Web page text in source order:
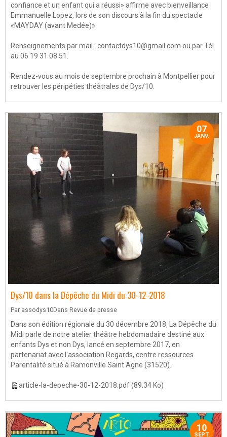
confiance et un enfant qui a réussi» affirme avec bienveillance
Emmanuelle Lopez, lors de son discours à la fin du spectacle
«MAYDAY (avant Medée)».
Renseignements par mail : contactdys10@gmail.com ou par Tél.
au 06 19 31 08 51.
Rendez-vous au mois de septembre prochain à Montpellier pour
retrouver les péripéties théâtrales de Dys/10.
07
JANV.
Dys/10 dans la Dépêche du Midi du 30-12-2018
Par assodys10Dans Revue de presse
Dans son édition régionale du 30 décembre 2018, La Dépêche du
Midi parle de notre atelier théâtre hebdomadaire destiné aux
enfants Dys et non Dys, lancé en septembre 2017, en
partenariat avec l'association Regards, centre ressources
Parentalité situé à Ramonville Saint Agne (31520).
article-la-depeche-30-12-2018.pdf(89.34 Ko)
10
SEPT.